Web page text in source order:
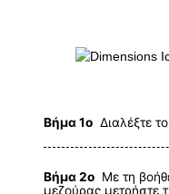
Βήμα 1ο Διαλέξτε
Βήμα 2ο Με τη
μεζούρας μετρήστε